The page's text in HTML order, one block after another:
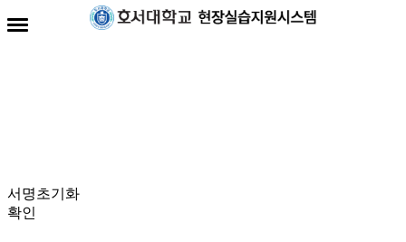
전자서명란
서명초기화
확인